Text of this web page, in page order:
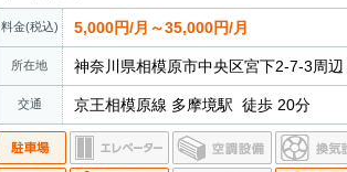
料金(税込) 5,000円/月～35,000円/月
所在地 神奈川県相模原市中央区宮下2-7-3周辺
交通 京王相模原線 多摩境駅 徒歩 20分